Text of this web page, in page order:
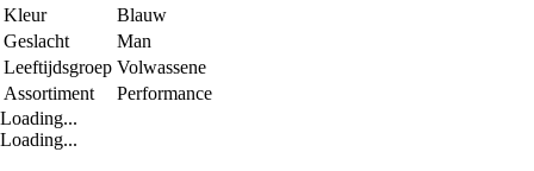
Kleur
Blauw
Geslacht
Man
Leeftijdsgroep Volwassene
Assortiment
Performance
Loading...
Loading...